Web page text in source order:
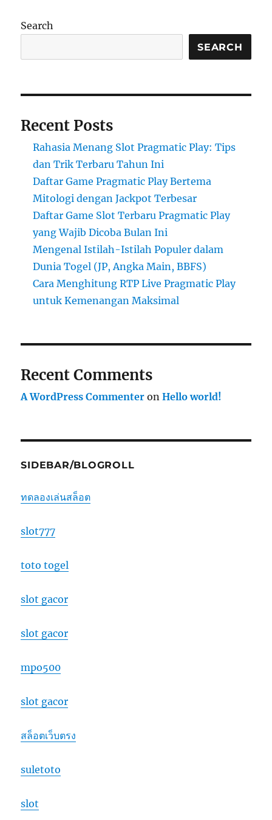
Search
SEARCH
Recent Posts
Rahasia Menang Slot Pragmatic Play: Tips
dan Trik Terbaru Tahun Ini
Daftar Game Pragmatic Play Bertema
Mitologi dengan Jackpot Terbesar
Daftar Game Slot Terbaru Pragmatic Play
yang Wajib Dicoba Bulan Ini
Mengenal Istilah-Istilah Populer dalam
Dunia Togel (JP, Angka Main, BBFS)
Cara Menghitung RTP Live Pragmatic Play
untuk Kemenangan Maksimal
Recent Comments
A WordPress Commenter onHello world!
SIDEBAR/BLOGROLL
ทดลองเล่นสล็อต
slot777
toto togel
slot gacor
slot gacor
mpo500
slot gacor
สล็อตเว็บตรง
suletoto
slot